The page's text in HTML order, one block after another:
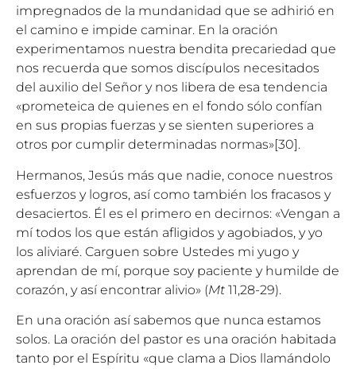
impregnados de la mundanidad que se adhirió en
el camino e impide caminar. En la oración
experimentamos nuestra bendita precariedad que
nos recuerda que somos discípulos necesitados
del auxilio del Señor y nos libera de esa tendencia
«prometeica de quienes en el fondo sólo confían
en sus propias fuerzas y se sienten superiores a
otros por cumplir determinadas normas»[30] .
Hermanos, Jesús más que nadie, conoce nuestros
esfuerzos y logros, así como también los fracasos y
desaciertos. Él es el primero en decirnos: «Vengan a
mí todos los que están afligidos y agobiados, y yo
los aliviaré. Carguen sobre Ustedes mi yugo y
aprendan de mí, porque soy paciente y humilde de
corazón, y así encontrar alivio» (Mt 11,28-29).
En una oración así sabemos que nunca estamos
solos. La oración del pastor es una oración habitada
tanto por el Espíritu «que clama a Dios llamándolo